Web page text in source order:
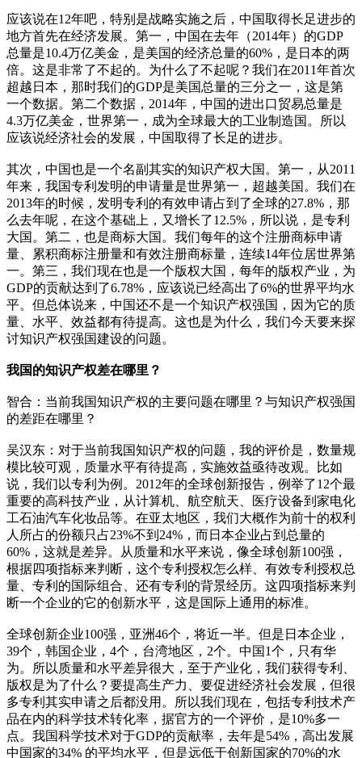
应该说在12年吧，特别是战略实施之后，中国取得长足进步的
地方首先在经济发展。第一，中国在去年（2014年）的GDP
总量是10.4万亿美金，是美国的经济总量的60%，是日本的两
倍。这是非常了不起的。为什么了不起呢？我们在2011年首次
超越日本，那时我们的GDP是美国总量的三分之一，这是第
一个数据。第二个数据，2014年，中国的进出口贸易总量是
4.3万亿美金，世界第一，成为全球最大的工业制造国。所以
应该说经济社会的发展，中国取得了长足的进步。
其次，中国也是一个名副其实的知识产权大国。第一，从2011
年来，我国专利发明的申请量是世界第一，超越美国。我们在
2013年的时候，发明专利的有效申请占到了全球的27.8%，那
么去年呢，在这个基础上，又增长了12.5%，所以说，是专利
大国。第二，也是商标大国。我们每年的这个注册商标申请
量、累积商标注册量和有效注册商标量，连续14年位居世界第
一。第三，我们现在也是一个版权大国，每年的版权产业，为
GDP的贡献达到了6.78%，应该说已经高出了6%的世界平均水
平。但总体说来，中国还不是一个知识产权强国，因为它的质
量、水平、效益都有待提高。这也是为什么，我们今天要来探
讨知识产权强国建设的问题。
我国的知识产权差在哪里？
智合：当前我国知识产权的主要问题在哪里？与知识产权强国
的差距在哪里？
吴汉东：对于当前我国知识产权的问题，我的评价是，数量规
模比较可观，质量水平有待提高，实施效益亟待改观。比如
说，我们以专利为例。2012年的全球创新报告，例举了12个最
重要的高科技产业，从计算机、航空航天、医疗设备到家电化
工石油汽车化妆品等。在亚太地区，我们大概作为前十的权利
人所占的份额只占23%不到24%，而日本企业占到总量的
60%，这就是差异。从质量和水平来说，像全球创新100强，
根据四项指标来判断，这个专利授权怎么样、有效专利授权总
量、专利的国际组合、还有专利的背景经历。这四项指标来判
断一个企业的它的创新水平，这是国际上通用的标准。
全球创新企业100强，亚洲46个，将近一半。但是日本企业，
39个，韩国企业，4个，台湾地区，2个。中国1个，只有华
为。所以质量和水平差异很大，至于产业化，我们获得专利、
版权是为了什么？要提高生产力、要促进经济社会发展，但很
多专利其实申请之后都没用。所以我们现在，包括专利技术产
品在内的科学技术转化率，据官方的一个评价，是10%多一
点。我国科学技术对于GDP的贡献率，去年是54%，高出发展
中国家的34% 的平均水平，但是远低于创新国家的70%的水